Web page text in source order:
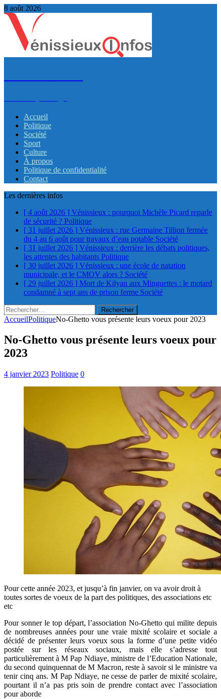
8 août 2026
Accueil
Politique
Société
Sport
Culture
À propos
Politique de confidentialité
Contact
Les dernières infos
[ 4 août 2026 ] Vénissieux : pourquoi Michèle Picard reparle
de sécurité ? Politique
[ 31 juillet 2026 ] Vénissieux : rue Germaine Tillion fermée
du 4 au 6 août pour travaux d’eau potable Société
[ 31 juillet 2026 ] Vénissieux : derrière les débats politiques,
les attentes des habitants Politique
[ 30 juillet 2026 ] Vénissieux : une école de natation
municipale, et le CMOV alors ? Société
[ 29 juillet 2026 ] Mort de Kilyan aux Minguettes : le motard
condamné à sept ans de prison ferme Société
Rechercher :
AccueilPolitiqueNo-Ghetto vous présente leurs voeux pour 2023
No-Ghetto vous présente leurs voeux pour
2023
4 janvier 2023 Politique 0
Pour cette année 2023, et jusqu’à fin janvier, on va avoir droit à
toutes sortes de voeux de la part des politiques, des associations etc
etc
Pour sonner le top départ, l’association No-Ghetto qui milite depuis
de nombreuses années pour une vraie mixité scolaire et sociale a
décidé de présenter leurs voeux sous la forme d’une petite vidéo
postée sur les réseaux sociaux, mais elle s’adresse tout
particulièrement à M Pap Ndiaye, ministre de l’Education Nationale,
du second quinquennat de M Macron, reste à savoir si le ministre va
tenir cinq ans. M Pap Ndiaye, ne cesse de parler de mixité scolaire,
pourtant il n’a pas pris soin de prendre contact avec l’association
pour aborde